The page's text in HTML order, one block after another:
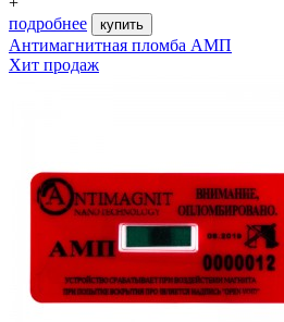
подробнее
купить
Антимагнитная пломба АМП
Хит продаж